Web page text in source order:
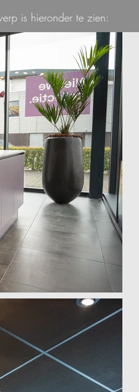
is hieronder te zien: